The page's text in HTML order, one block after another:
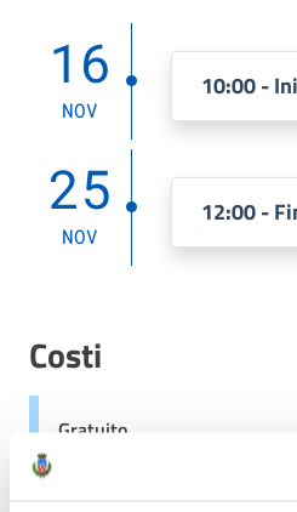
16
NOV
10:00 -
25
NOV
12:00 -
Costi
Gratuito
Le manifestazioni sono ad